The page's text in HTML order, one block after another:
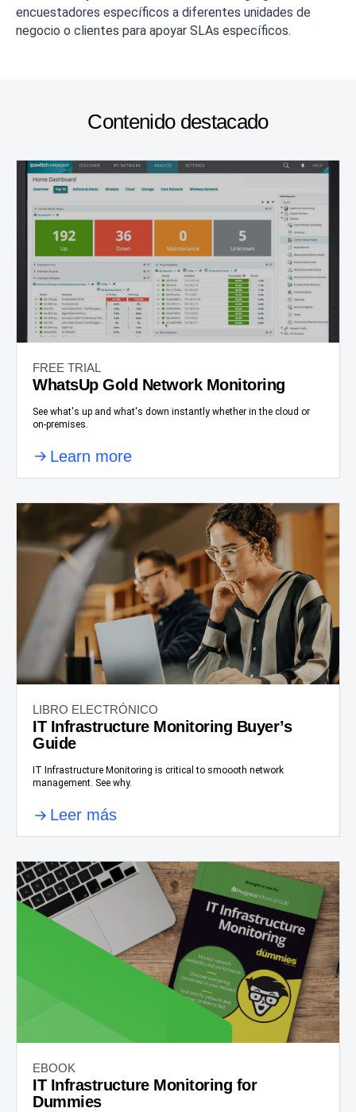
encuestadores específicos a diferentes unidades de
negocio o clientes para apoyar SLAs específicos.
Contenido destacado
FREE TRIAL
WhatsUp Gold Network Monitoring
See what's up and what's down instantly whether in the cloud or
on-premises.
Learn more
LIBRO ELECTRÓNICO
IT Infrastructure Monitoring Buyer’s
Guide
IT Infrastructure Monitoring is critical to smoooth network
management. See why.
Leer más
EBOOK
IT Infrastructure Monitoring for
Dummies